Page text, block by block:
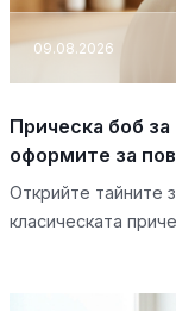
09.08.2026
Прическа боб
оформите за
Открийте тайните
класическата